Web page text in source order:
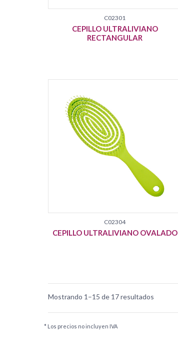
C02301
CEPILLO ULTRALIVIANO
RECTANGULAR
C02304
CEPILLO ULTRALIVIANO OVALADO
Mostrando 1–15 de 17 resultados
* Los precios no incluyen IVA